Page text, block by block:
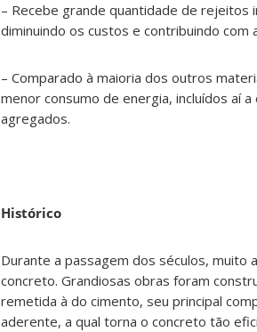
– Recebe grande quantidade de
diminuindo os custos e contribuindo com
– Comparado à maioria dos outros
menor consumo de energia, incluídos aí
agregados.
Histórico
Durante a passagem dos séculos, muito
concreto. Grandiosas obras foram
remetida à do cimento, seu principal
aderente, a qual torna o concreto tão